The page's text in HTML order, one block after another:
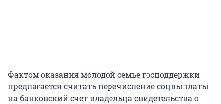
Фактом оказания молодой семье господдержки
предлагается считать перечисление соцвыплаты
на банковский счет владельца свидетельства о